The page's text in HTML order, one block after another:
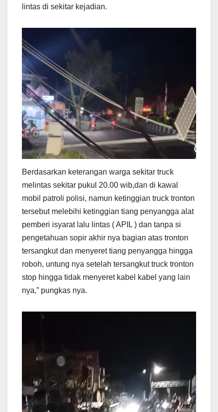
lintas di sekitar kejadian.
Berdasarkan keterangan warga sekitar truck
melintas sekitar pukul 20.00 wib,dan di kawal
mobil patroli polisi, namun ketinggian truck tronton
tersebut melebihi ketinggian tiang penyangga alat
pemberi isyarat lalu lintas ( APIL ) dan tanpa si
pengetahuan sopir akhir nya bagian atas tronton
tersangkut dan menyeret tiang penyangga hingga
roboh, untung nya setelah tersangkut truck tronton
stop hingga tidak menyeret kabel kabel yang lain
nya,” pungkas nya.